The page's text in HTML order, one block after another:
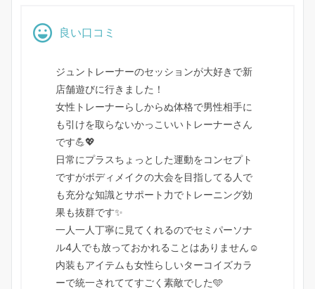
良い口コミ
ジュントレーナーのセッションが大好きで新
店舗遊びに行きました！
女性トレーナーらしからぬ体格で男性相手に
も引けを取らないかっこいいトレーナーさん
です💪💖
日常にプラスちょっとした運動をコンセプト
ですがボディメイクの大会を目指してる人で
も充分な知識とサポート力でトレーニング効
果も抜群です✨
一人一人丁寧に見てくれるのでセミパーソナ
ル4人でも放っておかれることはありません☺️
内装もアイテムも女性らしいターコイズカラ
ーで統一されててすごく素敵でした🩵